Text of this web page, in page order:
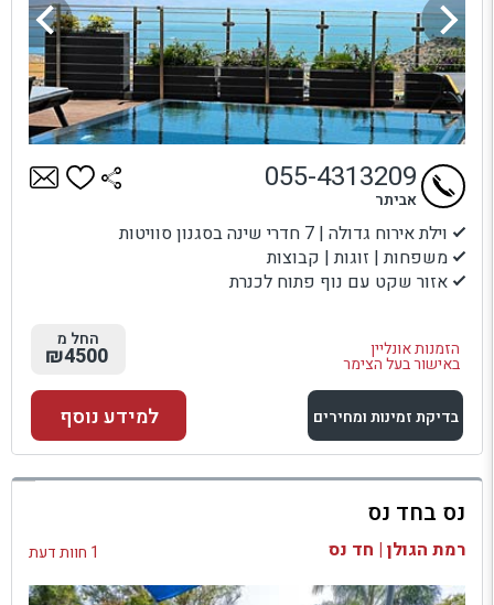
וילת אירוח גדולה | 7 חדרי שינה בסגנון סוויטות
משפחות | זוגות | קבוצות
אזור שקט עם נוף פתוח לכנרת
הזמנות אונליין
באישור בעל הצימר
055-4313209
אביתר
החל מ
₪4500
בדיקת זמינות ומחירים
למתחם זה
בדיקת זמינות ומחירים
למידע נוסף
נס בחד נס
רמת הגולן | חד נס 1 חוות דעת